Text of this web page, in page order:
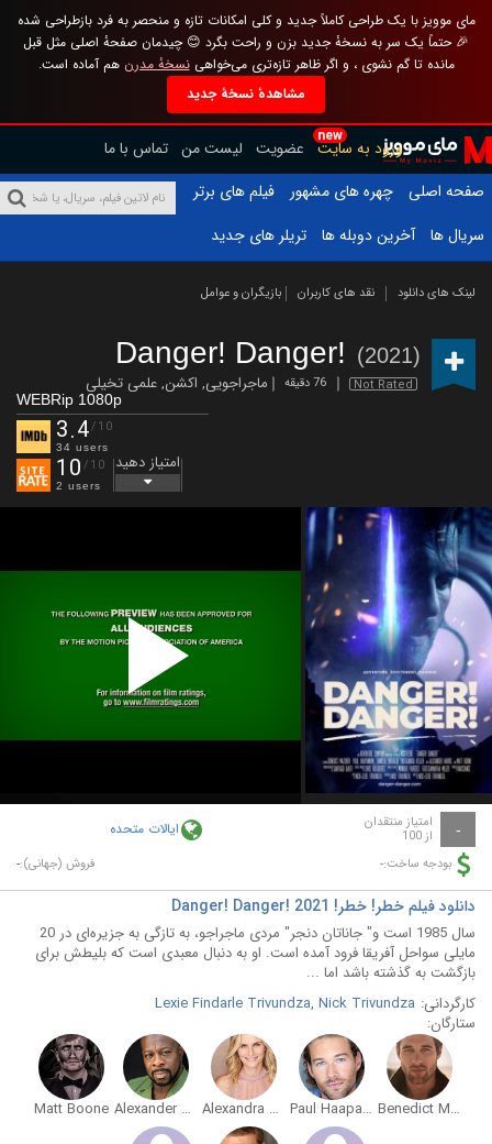
مای موویز با یک طراحی کاملاً جدید و کلی امکانات تازه و منحصر به فرد بازطراحی شده
🎉 حتماً یک سر به نسخهٔ جدید بزن و راحت بگرد 😊 چیدمان صفحهٔ اصلی مثل قبل
مانده تا گم نشوی ، و اگر ظاهر تازه‌تری می‌خواهینسخهٔ مدرن هم آماده است.
مشاهدهٔ نسخهٔ جدید
new
ورود به سایت عضویت لیست من تماس با ما
صفحه اصلی
چهره های مشهور
فیلم های برتر
سریال ها
آخرین دوبله ها تریلر های جدید
لینک های دانلود نقد های کاربران بازیگران و عوامل
Danger! Danger! (2021)
Not Rated 76 دقیقه ماجراجویی, اکشن,علمی تخیلی
WEBRip 1080p
3.4/10
34 users
10 /10
2 users
امتیاز دهید
Play
Video
- امتیاز منتقدان
از 100 ایالات متحده
بودجه ساخت:- فروش (جهانی):-
دانلود فیلم خطر! خطر! Danger! Danger! 2021
سال 1985 است و" جاناتان دنجر" مردی ماجراجو، به تازگی به جزیره‌ای در 20
مایلی سواحل آفریقا فرود آمده است. او به دنبال معبدی است که بلیطش برای
بازگشت به گذشته باشد اما ...
کارگردانی:
Lexie Findarle Trivundza, Nick Trivundza
ستارگان:
Benedict Mazurek
Paul Haapaniemi
Alexandra Keller
Alexander Harris
Matt Boone